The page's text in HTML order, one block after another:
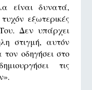
είναι δυνατά,
εξωτερικές
Δεν υπάρχει
στιγμή, αυτόν
οδηγήσει στο
τις